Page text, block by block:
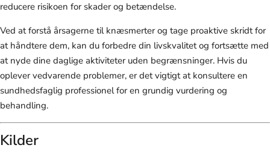
reducere risikoen for skader og betændelse.
Ved at forstå årsagerne til knæsmerter og tage proaktive skridt for
at håndtere dem, kan du forbedre din livskvalitet og fortsætte med
at nyde dine daglige aktiviteter uden begrænsninger. Hvis du
oplever vedvarende problemer, er det vigtigt at konsultere en
sundhedsfaglig professionel for en grundig vurdering og
behandling.
Kilder